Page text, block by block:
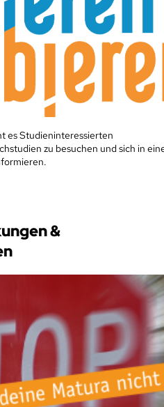
es Studieninteressierten
zu besuchen und sich in
&